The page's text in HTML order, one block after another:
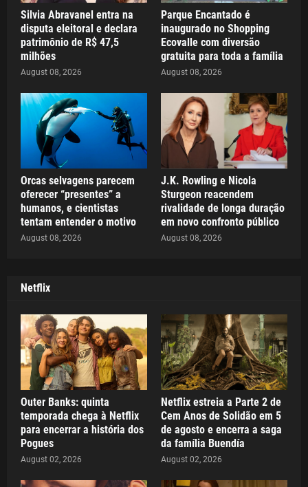
Silvia Abravanel entra na
disputa eleitoral e declara
patrimônio de R$ 47,5
milhões
August 08, 2026
Parque Encantado é
inaugurado no Shopping
Ecovalle com diversão
gratuita para toda a família
August 08, 2026
Orcas selvagens parecem
oferecer “presentes” a
humanos, e cientistas
tentam entender o motivo
August 08, 2026
J.K. Rowling e Nicola
Sturgeon reacendem
rivalidade de longa duração
em novo confronto público
August 08, 2026
Netflix
Outer Banks: quinta
temporada chega à Netflix
para encerrar a história dos
Pogues
August 02, 2026
Netflix estreia a Parte 2 de
Cem Anos de Solidão em 5
de agosto e encerra a saga
da família Buendía
August 02, 2026